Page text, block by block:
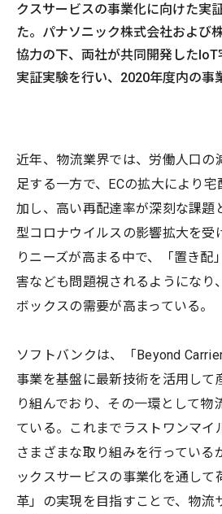
クスサービスの事業化に向けた実
た。パナソニック株式会社および
協力の下、両社が共同開発した
実証実験を行い、2020年度内の事
近年、物流業界では、労働人口の
足する一方で、ECの拡大により
加し、高い再配達率が深刻な課題
型コロナウイルスの影響拡大を受
りニーズが高まる中で、「置き配
害なども問題視されるようになり
ボックスの需要が高まっている。
ソフトバンクは、「Beyond
事業を基盤に最新技術を活用して
り組んでおり、その一環として物
ている。これまでラストワンマイ
さまざまな取り組みを行っている
ックスサービスの事業化を通して
革」の実現を目指すことで、物流